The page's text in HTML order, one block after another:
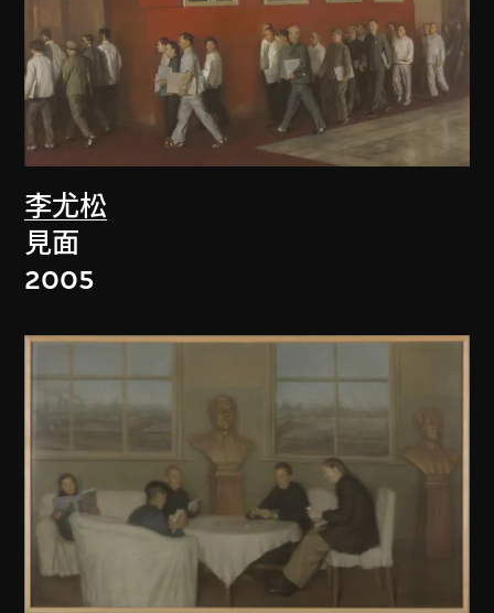
李尤松
見面
2005